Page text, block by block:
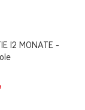
12 MONATE -